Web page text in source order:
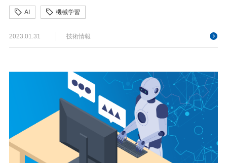
AI 機械学習
2023.01.31 技術情報